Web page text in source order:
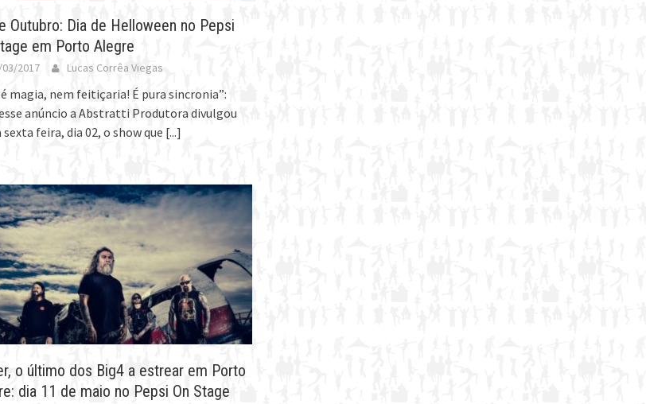
Outubro: Dia de Helloween no Pepsi
em Porto Alegre
03/2017 Lucas Corrêa Viegas
magia, nem feitiçaria! É pura sincronia”:
anúncio a Abstratti Produtora divulgou
sexta feira, dia 02, o show que [...]
o último dos Big4 a estrear em Porto
dia 11 de maio no Pepsi On Stage